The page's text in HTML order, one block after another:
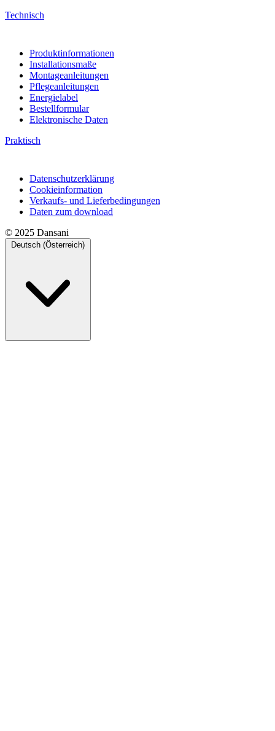
Technisch
Produktinformationen
Installationsmaße
Montageanleitungen
Pflegeanleitungen
Energielabel
Bestellformular
Elektronische Daten
Praktisch
Datenschutzerklärung
Cookieinformation
Verkaufs- und Lieferbedingungen
Daten zum download
© 2025 Dansani
Deutsch (Österreich)